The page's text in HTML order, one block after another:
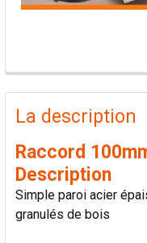
PRODUITS
FRÉQUEMMENT
ACHETÉS
TOUT
SÉLECTIONNER
La description
Raccord
Description
Simple paroi acier
granulés de bois